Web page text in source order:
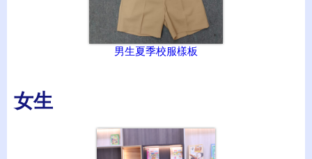
男生夏季校服樣板
女生